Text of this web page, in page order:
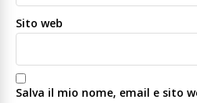
Sito web
Salva il mio nome, email e sito